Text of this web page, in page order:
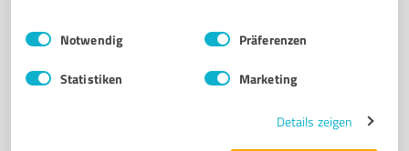
Impressum Datenschutzbestimmungen
Einwilligungsauswahl
Notwendig Präferenzen
Statistiken Marketing
Details zeigen
Tel. 0461 1672360
contact@dasjames.com
www.dasjames.com/